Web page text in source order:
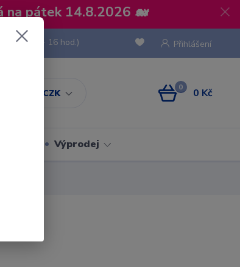
na pátek 14.8.2026 🐋
CZK
Přihlášení
(Po-Pá, 8 - 16 hod.)
0 0 Kč
Výprodej